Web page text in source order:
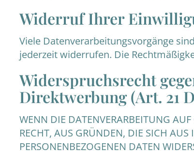
Widerruf Ihrer
Viele Datenverarbeitungsvorgänge
jederzeit widerrufen. Die
Widerspruchsrecht
Direktwerbung (Art. 21
WENN DIE DATENVERARBEITUNG
RECHT, AUS GRÜNDEN, DIE SICH AUS
PERSONENBEZOGENEN DATEN